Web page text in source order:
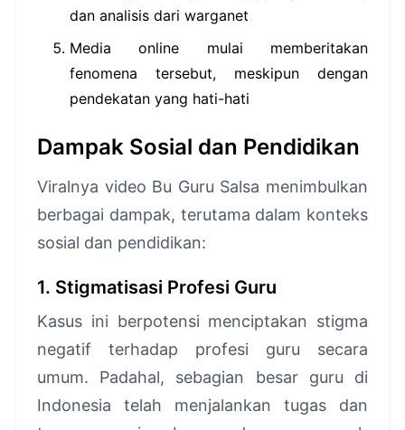
dan analisis dari warganet
Media online mulai memberitakan
fenomena tersebut, meskipun dengan
pendekatan yang hati-hati
Dampak Sosial dan Pendidikan
Viralnya video Bu Guru Salsa menimbulkan
berbagai dampak, terutama dalam konteks
sosial dan pendidikan:
1. Stigmatisasi Profesi Guru
Kasus ini berpotensi menciptakan stigma
negatif terhadap profesi guru secara
umum. Padahal, sebagian besar guru di
Indonesia telah menjalankan tugas dan